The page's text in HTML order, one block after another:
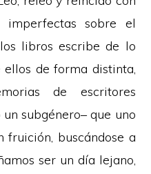
sobre el
libros escribe de lo
de forma distinta,
de escritores
subgénero– que uno
fruición, buscándose a
ser un día lejano,